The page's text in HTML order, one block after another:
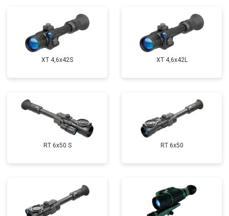
XT 4,6x42S XT 4,6x42L
RT 6x50 S RT 6x50